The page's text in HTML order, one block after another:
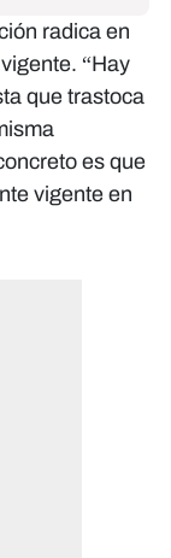
radica en
“Hay
que trastoca
es que
vigente en